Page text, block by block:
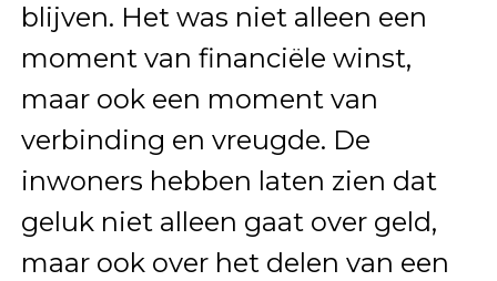
blijven. Het was niet alleen een
moment van financiële winst,
maar ook een moment van
verbinding en vreugde. De
inwoners hebben laten zien dat
geluk niet alleen gaat over geld,
maar ook over het delen van een